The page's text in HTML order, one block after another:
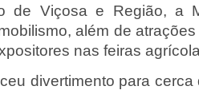
de Viçosa e Região, a
além de
nas feiras
divertimento para